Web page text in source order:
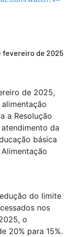
fevereiro de 2025
de 2025,
a Resolução
da
básica
do limite
nos
o
20% para 15%.